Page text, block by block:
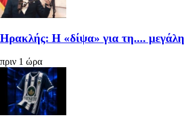
Ηρακλής: Η «δίψα» για τη.... μεγάλη
πριν 1 ώρα